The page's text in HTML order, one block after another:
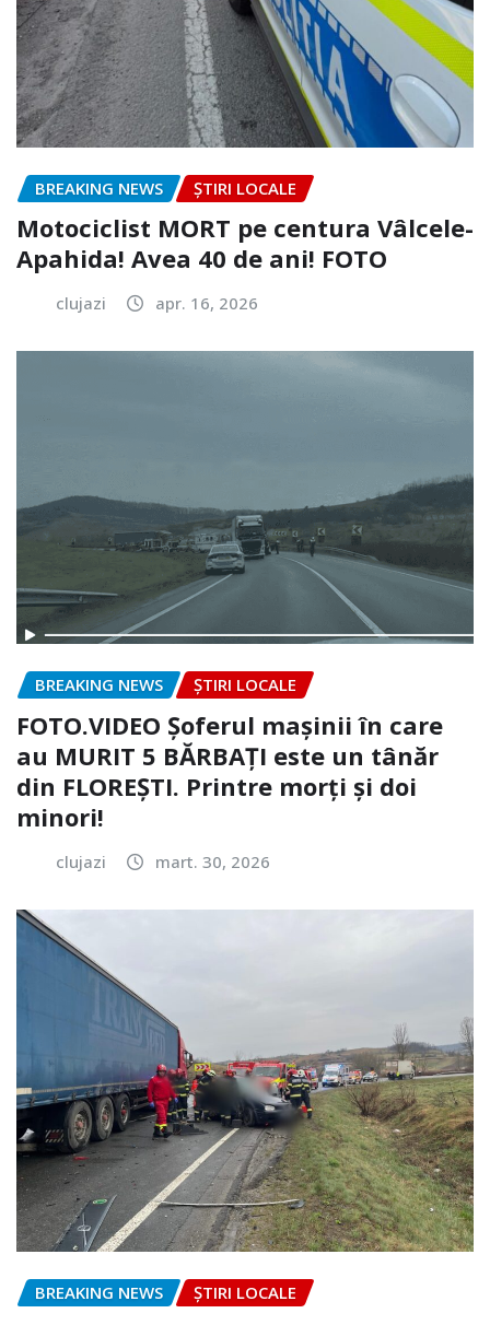
BREAKING NEWS ȘTIRI LOCALE
Motociclist MORT pe centura Vâlcele-
Apahida! Avea 40 de ani! FOTO
clujazi apr. 16, 2026
BREAKING NEWS ȘTIRI LOCALE
FOTO.VIDEO Șoferul mașinii în care
au MURIT 5 BĂRBAȚI este un tânăr
din FLOREȘTI. Printre morți și doi
minori!
clujazi mart. 30, 2026
BREAKING NEWS ȘTIRI LOCALE